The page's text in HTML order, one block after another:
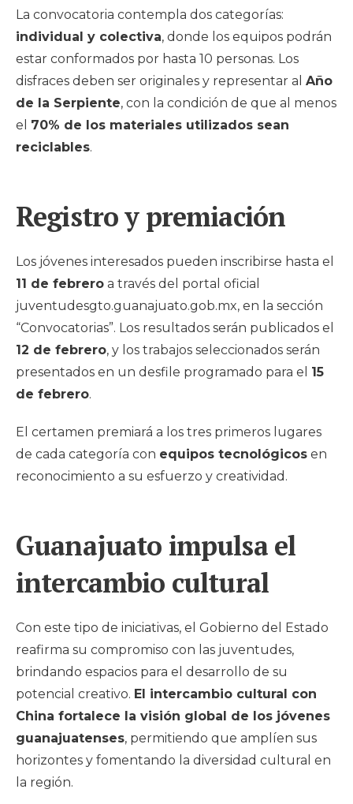
La convocatoria contempla dos categorías:
individual y colectiva, donde los equipos podrán
estar conformados por hasta 10 personas. Los
disfraces deben ser originales y representar al Año
de la Serpiente, con la condición de que al menos
el 70% de los materiales utilizados sean
reciclables.
Registro y premiación
Los jóvenes interesados pueden inscribirse hasta el
11 de febrero a través del portal oficial
juventudesgto.guanajuato.gob.mx, en la sección
“Convocatorias”. Los resultados serán publicados el
12 de febrero, y los trabajos seleccionados serán
presentados en un desfile programado para el 15
de febrero.
El certamen premiará a los tres primeros lugares
de cada categoría con equipos tecnológicos en
reconocimiento a su esfuerzo y creatividad.
Guanajuato impulsa el
intercambio cultural
Con este tipo de iniciativas, el Gobierno del Estado
reafirma su compromiso con las juventudes,
brindando espacios para el desarrollo de su
potencial creativo. El intercambio cultural con
China fortalece la visión global de los jóvenes
guanajuatenses, permitiendo que amplíen sus
horizontes y fomentando la diversidad cultural en
la región.